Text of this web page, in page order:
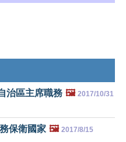
治區主席職務 🖼️ 2017/10/31
保衛國家 🖼️ 2017/8/15